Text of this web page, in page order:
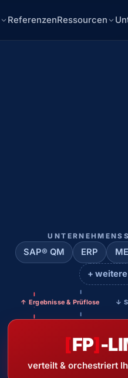
ReferenzenRessourcen
SAP® QM ERP
+ weitere
↑ Ergebnisse & Prüflose ↓
[FP]-
verteilt & orchestriert